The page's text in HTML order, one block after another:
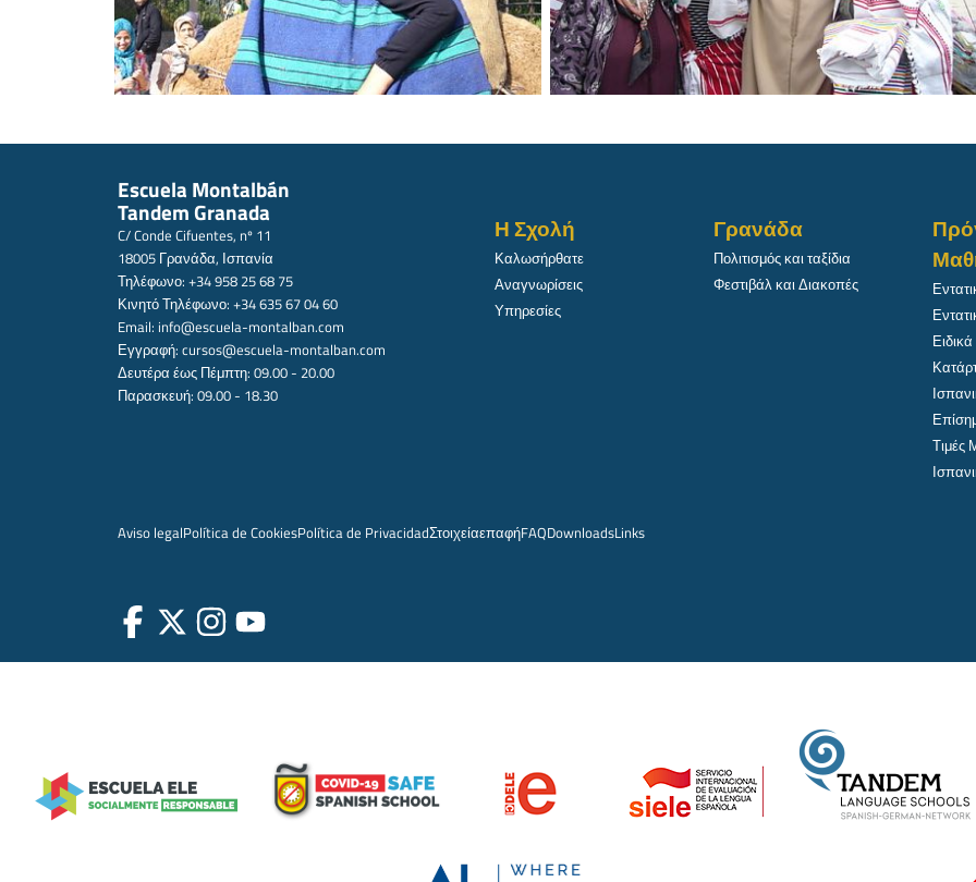
Escuela Montalbán
Tandem Granada
C/ Conde Cifuentes, nº 11
18005 Γρανάδα, Ισπανία
Τηλέφωνο: +34 958 25 68 75
Κινητό Τηλέφωνο: +34 635 67 04 60
Email: info@escuela-montalban.com
Εγγραφή: cursos@escuela-montalban.com
Δευτέρα έως Πέμπτη: 09.00 - 20.00
Παρασκευή: 09.00 - 18.30
Η Σχολή
Καλωσήρθατε
Αναγνωρίσεις
Υπηρεσίες
Γρανάδα
Πολιτισμός και ταξίδια
Φεστιβάλ και Διακοπές
Τιμές
Aviso legalPolítica de CookiesPolítica de PrivacidadΣτοιχείαεπαφήFAQDownloadsLinks